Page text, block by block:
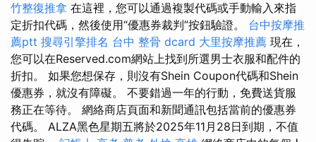
竹整復推拿 在這裡，您可以通過複製代碼或手動輸入來指
定折扣代碼，然後使用“優惠券裁判”按鈕驗證。 台中按摩推
薦ptt 搜尋引擎排名 台中 整骨 dcard 大里按摩推薦 現在，
您可以在Reserved.com網站上找到所選男士衣服和配件的
折扣。 如果您想保存，則沒有Shein Coupon代碼和Shein
優惠券，就沒有障礙。 不要錯過一年的行動，免費送貨服
務正在等待。 網絡商店頁面和新聞通訊包括當前的優惠券
代碼。 ALZA黑色星期五將於2025年11月28日到期，不值